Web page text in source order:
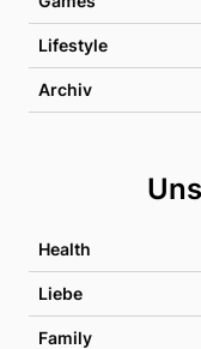
Lifestyle
Archiv
Health
Liebe
Family